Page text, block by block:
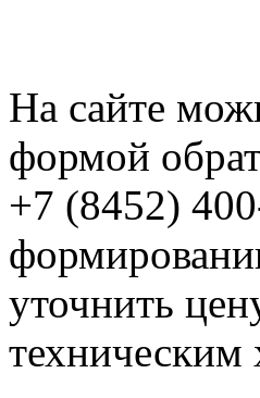
На сайте
формой
+7 (8452)
уточнить
техническим